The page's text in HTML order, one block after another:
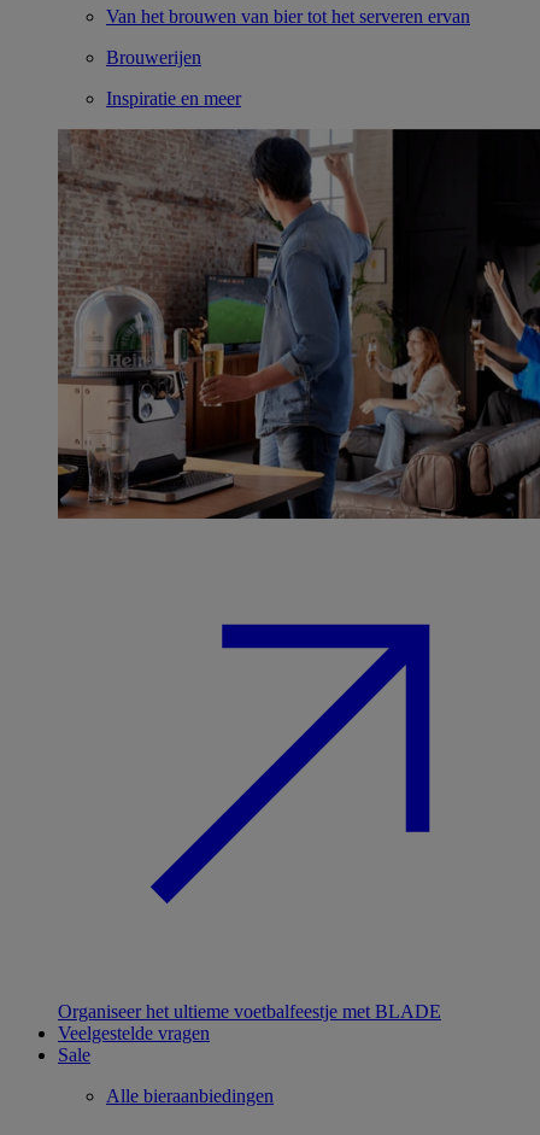
Van het brouwen van bier tot het serveren ervan
Brouwerijen
Inspiratie en meer
Organiseer het ultieme voetbalfeestje met BLADE
Veelgestelde vragen
Sale
Alle bieraanbiedingen